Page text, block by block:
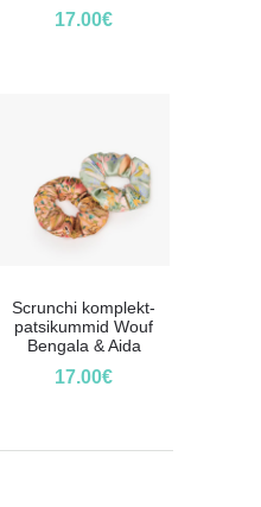
17.00€
Scrunchi komplekt-
patsikummid Wouf
Bengala & Aida
17.00€